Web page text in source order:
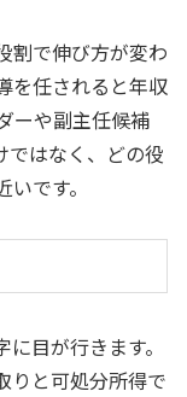
割で伸び方が変わ
を任されると年収
ーや副主任候補
ではなく、どの役
です。
目が行きます。
りと可処分所得で